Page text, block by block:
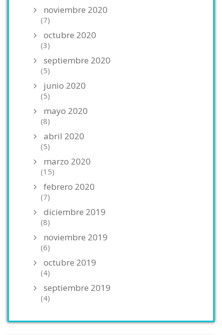
noviembre 2020
(7)
octubre 2020
(3)
septiembre 2020
(5)
junio 2020
(5)
mayo 2020
(8)
abril 2020
(5)
marzo 2020
(15)
febrero 2020
(7)
diciembre 2019
(8)
noviembre 2019
(6)
octubre 2019
(4)
septiembre 2019
(4)